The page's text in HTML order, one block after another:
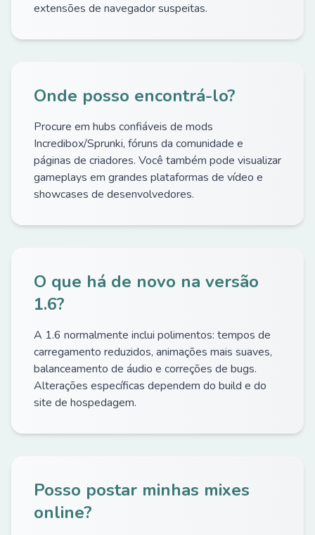
extensões de navegador suspeitas.
Onde posso encontrá-lo?
Procure em hubs confiáveis de mods
Incredibox/Sprunki, fóruns da comunidade e
páginas de criadores. Você também pode visualizar
gameplays em grandes plataformas de vídeo e
showcases de desenvolvedores.
O que há de novo na versão
1.6?
A 1.6 normalmente inclui polimentos: tempos de
carregamento reduzidos, animações mais suaves,
balanceamento de áudio e correções de bugs.
Alterações específicas dependem do build e do
site de hospedagem.
Posso postar minhas mixes
online?